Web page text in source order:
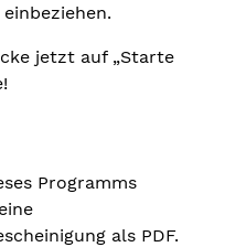
jetzt auf „Starte
Programms
als PDF.